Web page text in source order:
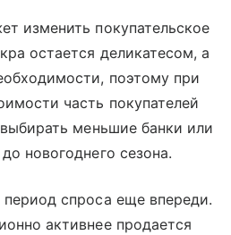
изменить покупательское
остается деликатесом, а
поэтому при
часть покупателей
меньшие банки или
новогоднего сезона.
спроса еще впереди.
активнее продается